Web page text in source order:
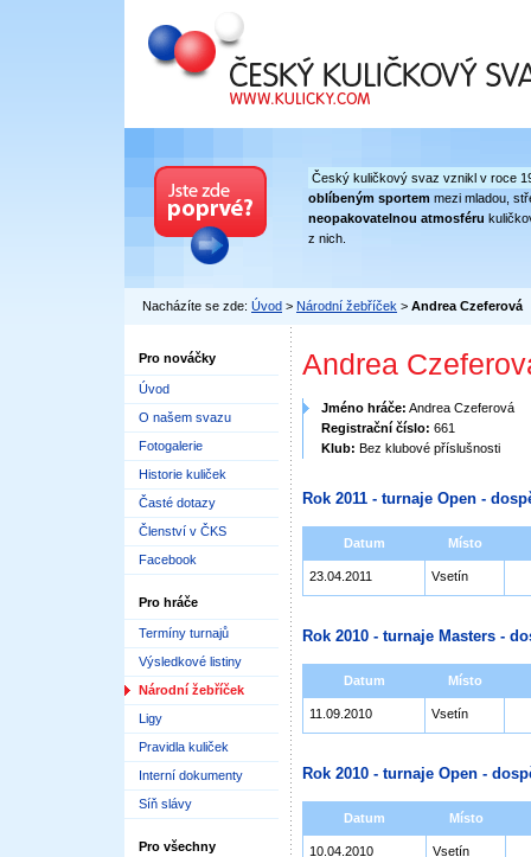
Český kuličkový svaz
Český kuličkový svaz vznikl v roce
oblíbeným sportem mezi mladou,
neopakovatelnou atmosféru
z nich.
Nacházíte se zde: Úvod > Národní žebříček > Andrea Czeferová
Pro nováčky
Úvod
O našem svazu
Fotogalerie
Historie kuliček
Časté dotazy
Členství v ČKS
Facebook
Pro hráče
Termíny turnajů
Výsledkové listiny
Národní žebříček
Ligy
Pravidla kuliček
Interní dokumenty
Síň slávy
Pro všechny
Andrea
Jméno hráče: Andrea Czeferová
Registrační číslo: 661
Klub: Bez klubové příslušnosti
Rok 2011 - turnaje Open -
Datum Místo
23.04.2011 Vsetín
Rok 2010 - turnaje Masters -
Datum Místo
11.09.2010 Vsetín
Rok 2010 - turnaje Open -
Datum Místo
10.04.2010 Vsetín